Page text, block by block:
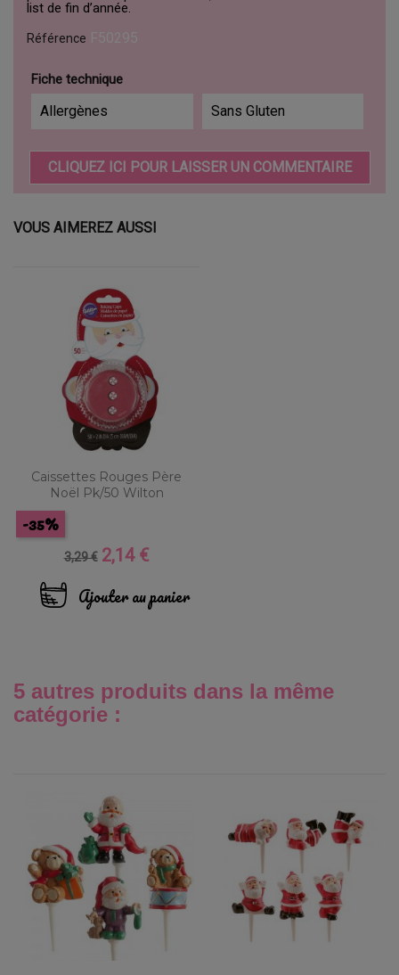
list de fin d’année.
Référence
Fiche technique
Allergènes Sans Gluten
CLIQUEZ ICI POUR LAISSER UN COMMENTAIRE
VOUS AIMEREZ AUSSI
Caissettes Rouges Père
Noël Pk/50 Wilton
Prix
base
3,29 €
-35%
Prix
2,14 €
Ajouter au panier
5 autres produits dans la même
catégorie :